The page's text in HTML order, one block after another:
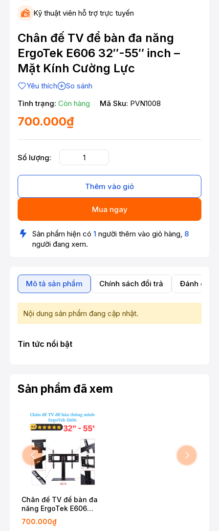
Kỹ thuật viên hỗ trợ trực tuyến
Chân đế TV để bàn đa năng
ErgoTek E606 32″-55″ inch –
Mặt Kính Cường Lực
Yêu thích
So sánh
Tình trạng: Còn hàng Mã Sku: PVN1008
700.000₫
Số lượng:
Thêm vào giỏ
Mua ngay
Sản phẩm hiện có 1 người thêm vào giỏ hàng, 8
người đang xem.
Mô tả sản phẩm Chính sách đổi trả Đánh giá
Nội dung sản phẩm đang cập nhật.
Tin tức nổi bật
Sản phẩm đã xem
Chân đế TV để bàn đa
năng ErgoTek E606
32″-55″ inch – Mặt Kính
Cường Lực
700.000₫